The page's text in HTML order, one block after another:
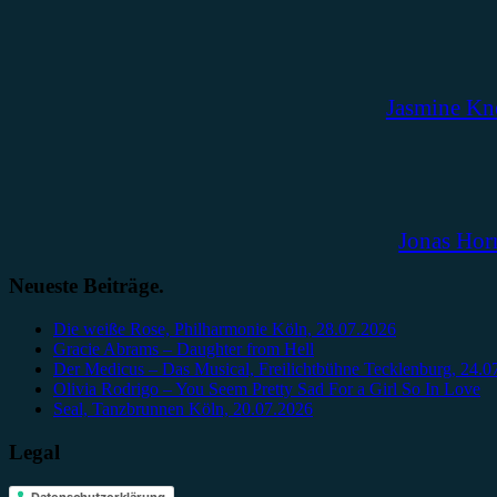
Jasmine
Jonas
Neueste Beiträge.
Die weiße Rose, Philharmonie Köln, 28.07.2026
Gracie Abrams – Daughter from Hell
Der Medicus – Das Musical, Freilichtbühne Tecklenburg,
Olivia Rodrigo – You Seem Pretty Sad For a Girl So In Love
Seal, Tanzbrunnen Köln, 20.07.2026
Legal